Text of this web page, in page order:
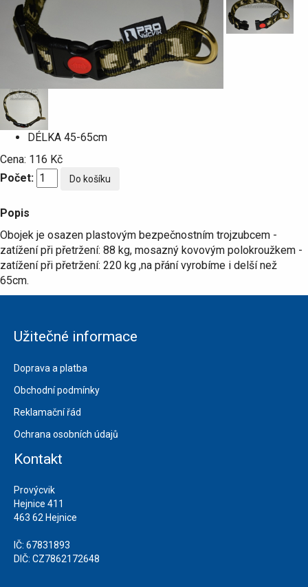
DÉLKA 45-65cm
Cena: 116 Kč
Počet:
Popis
Obojek je osazen plastovým bezpečnostním trojzubcem -
zatížení při přetržení: 88 kg, mosazný kovovým polokroužkem -
zatížení při přetržení: 220 kg ,na přání vyrobíme i delší než
65cm.
Užitečné informace
Doprava a platba
Obchodní podmínky
Reklamační řád
Ochrana osobních údajů
Kontakt
Provýcvik
Hejnice 411
463 62 Hejnice
IČ: 67831893
DIČ: CZ7862172648